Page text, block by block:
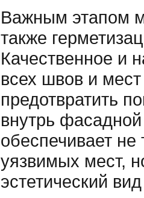
Важным этапом
также
Качественное и
всех швов и
предотвратить
внутрь
обеспечивает
уязвимых мест,
эстетический